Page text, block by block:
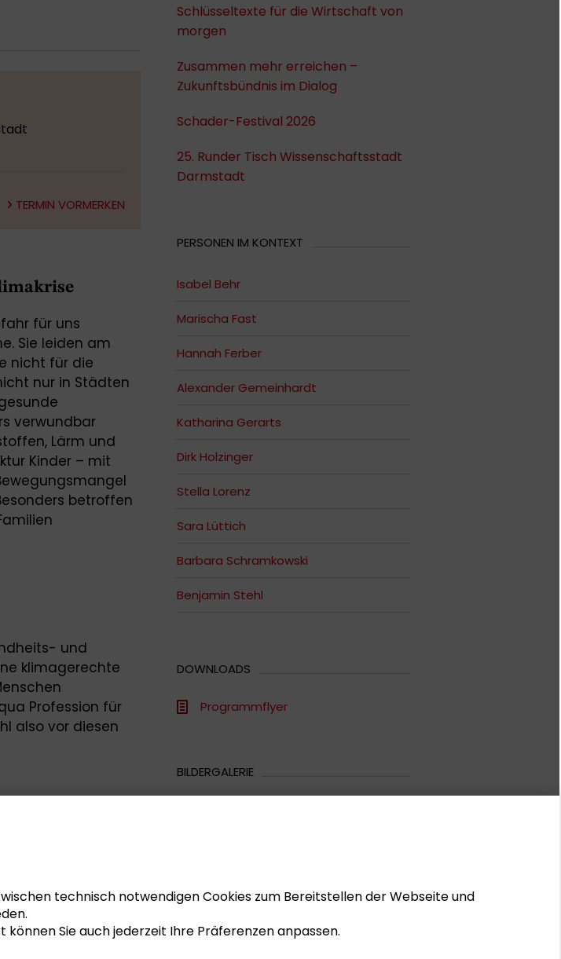
TERMIN VORMERKEN
für uns
Sie leiden am
nicht für die
nur in Städten
verwundbar
Lärm und
Kinder – mit
betroffen
und
klimagerechte
Profession für
also vor diesen
und
unter Beteiligung
die die
Schlüsseltexte für die Wirtschaft von
morgen
Zusammen mehr erreichen –
Zukunftsbündnis im Dialog
Schader-Festival 2026
25. Runder Tisch Wissenschaftsstadt
Darmstadt
PERSONEN IM KONTEXT
Isabel Behr
Marischa Fast
Hannah Ferber
Alexander Gemeinhardt
Katharina Gerarts
Dirk Holzinger
Stella Lorenz
Sara Lüttich
Barbara Schramkowski
Benjamin Stehl
DOWNLOADS
Programmflyer
BILDERGALERIE
technisch notwendigen Cookies zum Bereitstellen der Webseite und
können Sie auch jederzeit Ihre Präferenzen anpassen.